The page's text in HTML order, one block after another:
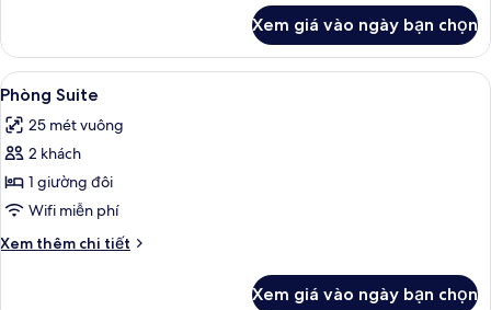
Phòng
phong
cách
điển
Xem giá vào ngày bạn chọn
Xem
tất
cả
ảnh
Phòng
Suite
Phòng Suite | Minibar, bàn, màn/
4
Phòng Suite
25 mét vuông
2 khách
1 giường đôi
Wifi miễn phí
Xem thêm chi tiết
Chi
Xem giá vào ngày bạn chọn